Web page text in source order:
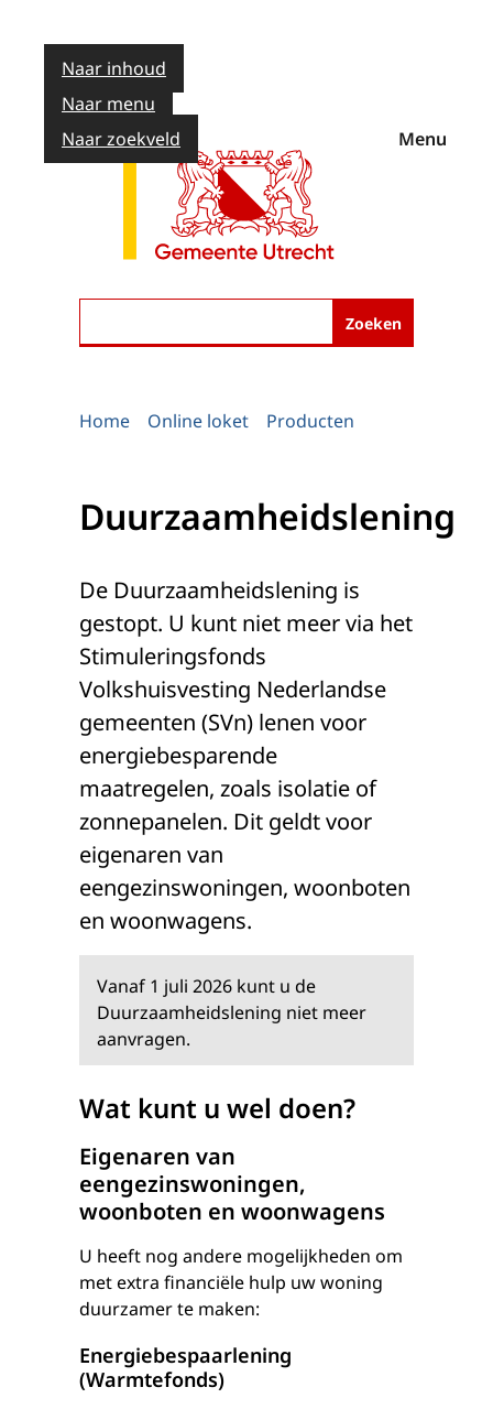
Naar inhoud
Naar menu
Naar zoekveld
Zoeken
Menu
Home Online loket Producten
Duurzaamheidslening
De Duurzaamheidslening is
gestopt. U kunt niet meer via het
Stimuleringsfonds
Volkshuisvesting Nederlandse
gemeenten (SVn) lenen voor
energiebesparende
maatregelen, zoals isolatie of
zonnepanelen. Dit geldt voor
eigenaren van
eengezinswoningen, woonboten
en woonwagens.
Vanaf 1 juli 2026 kunt u de
Duurzaamheidslening niet meer
aanvragen.
Wat kunt u wel doen?
Eigenaren van
eengezinswoningen,
woonboten en woonwagens
U heeft nog andere mogelijkheden om
met extra financiële hulp uw woning
duurzamer te maken:
Energiebespaarlening
(Warmtefonds)